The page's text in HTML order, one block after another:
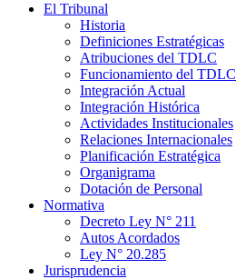
El Tribunal
Historia
Definiciones Estratégicas
Atribuciones del TDLC
Funcionamiento del TDLC
Integración Actual
Integración Histórica
Actividades Institucionales
Relaciones Internacionales
Planificación Estratégica
Organigrama
Dotación de Personal
Normativa
Decreto Ley N° 211
Autos Acordados
Ley N° 20.285
Jurisprudencia